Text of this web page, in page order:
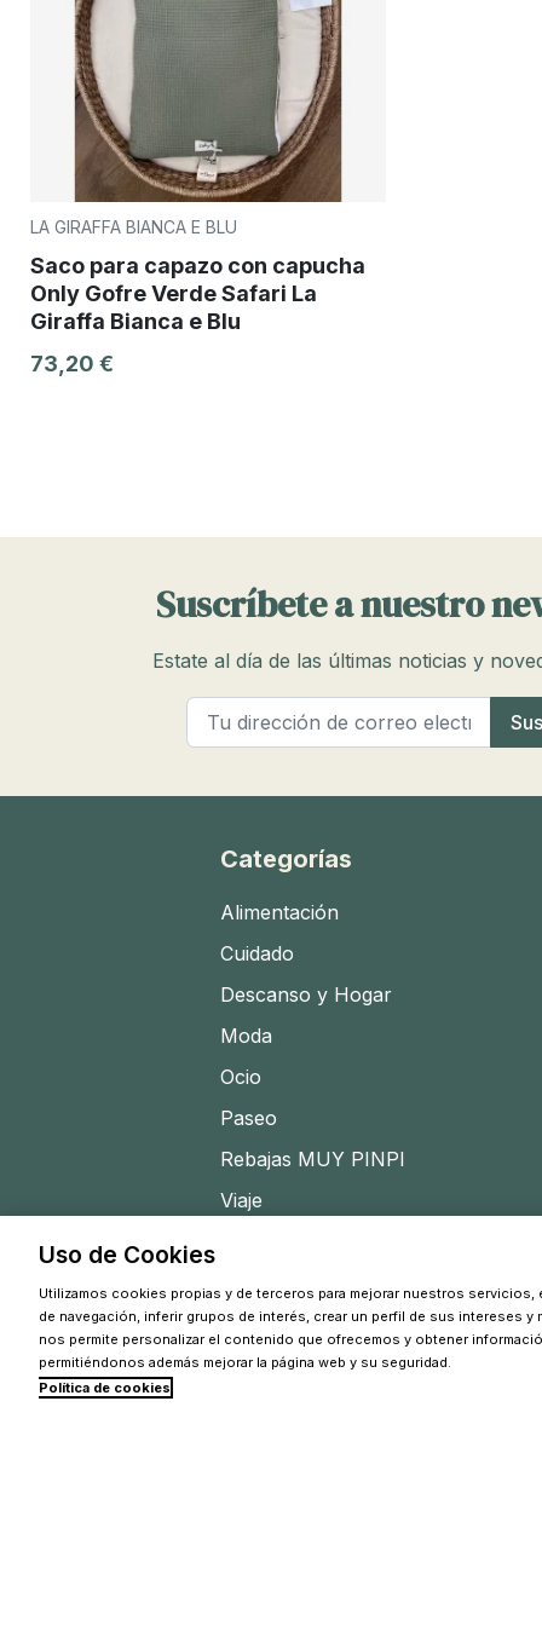
LA GIRAFFA BIANCA E BLU
Saco para capazo con capucha
Only Gofre Verde Safari La
Giraffa Bianca e Blu
73,20 €
Suscríbete a nuestro
Estate al día de las últimas noticias y
Categorías
Alimentación
Cuidado
Descanso y Hogar
Moda
Ocio
Paseo
Rebajas MUY PINPI
Viaje
Uso de Cookies
Utilizamos cookies propias y de terceros para mejorar nuestros
de navegación, inferir grupos de interés, crear un perfil de sus intereses
nos permite personalizar el contenido que ofrecemos y obtener
permitiéndonos además mejorar la página web y su seguridad.
Política de cookies